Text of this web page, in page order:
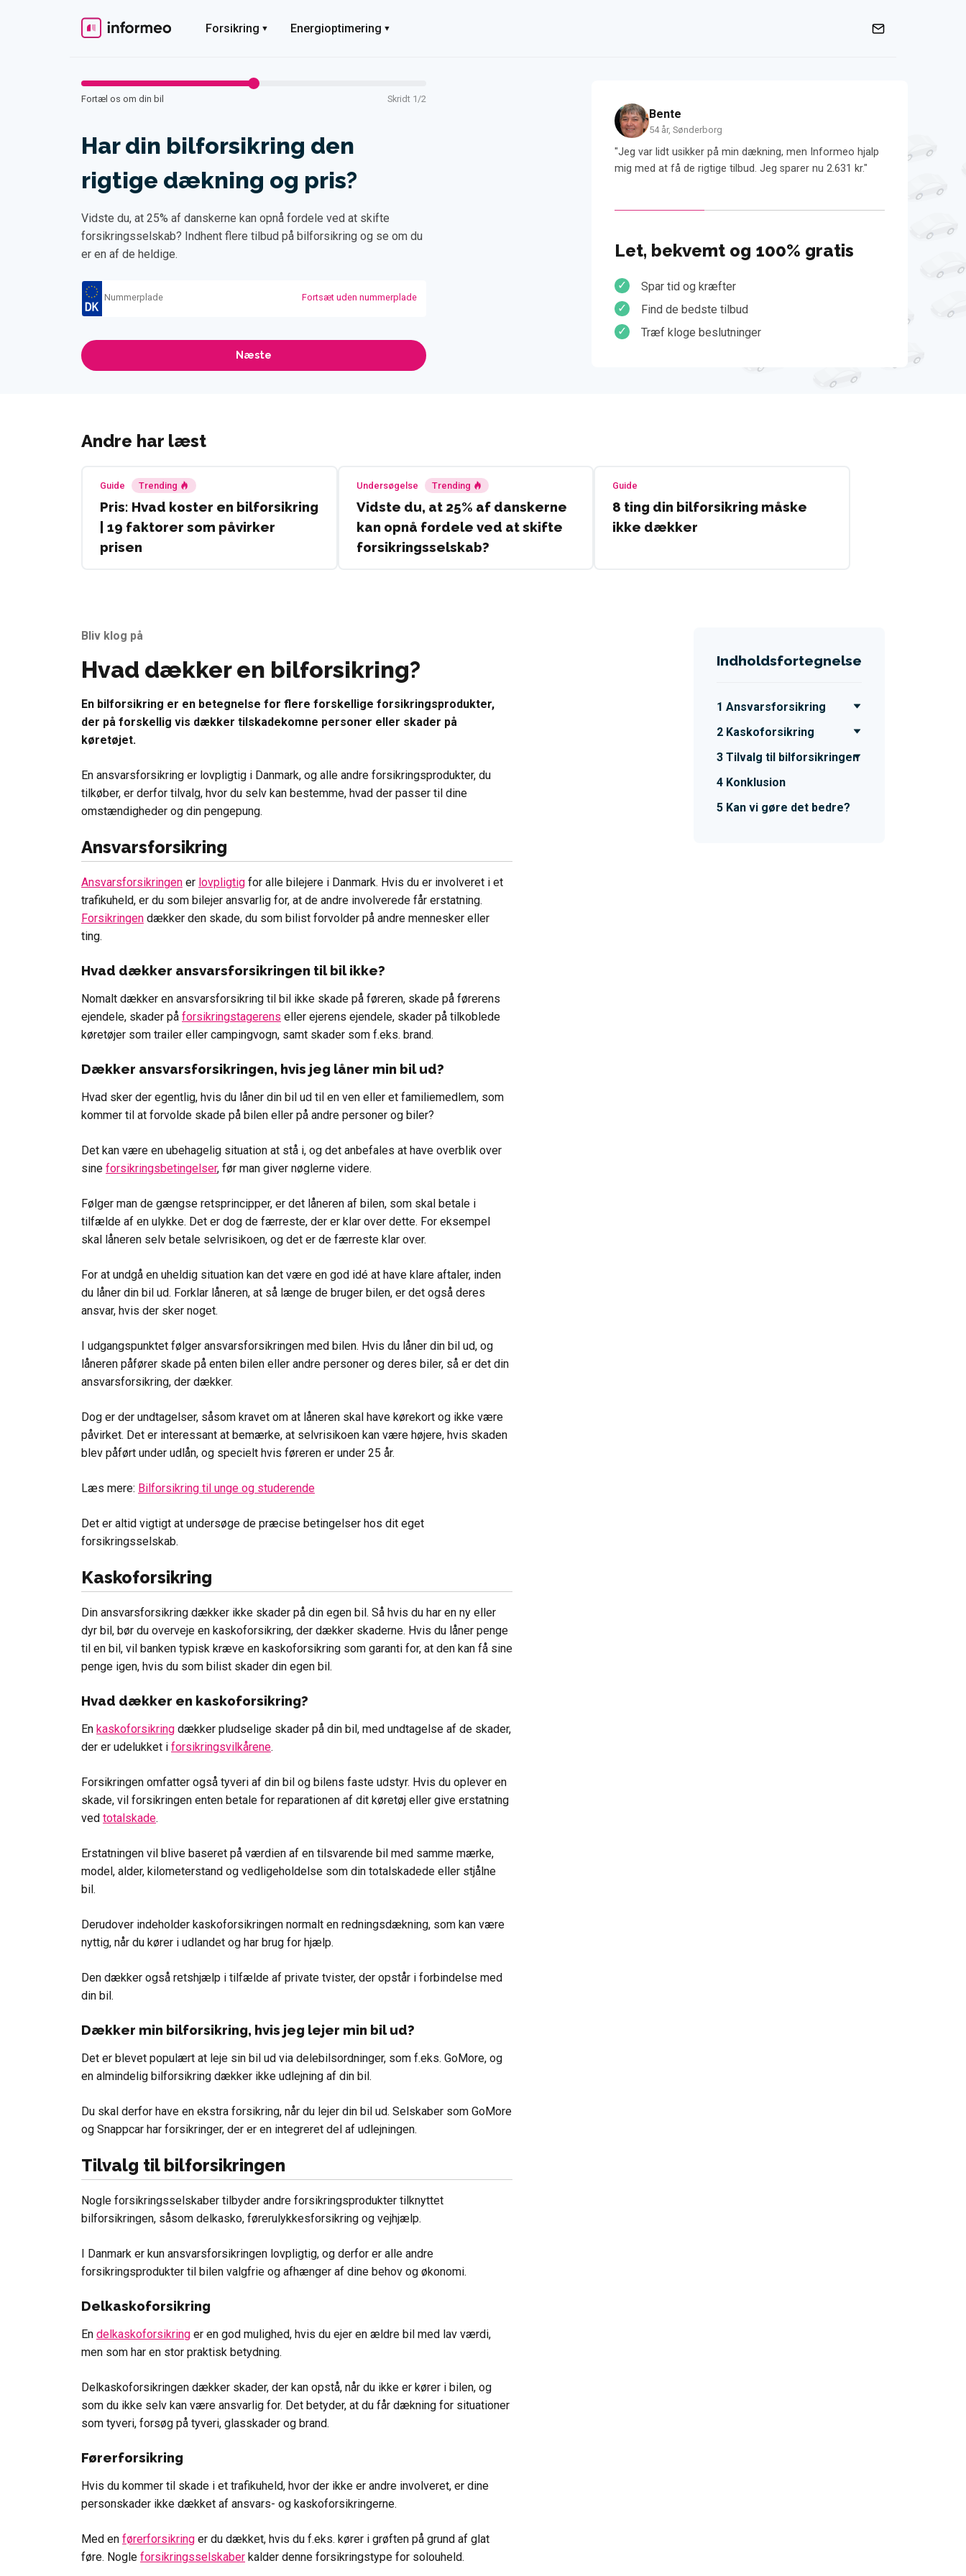
Forsikring Energioptimering
Fortæl os om din bil Skridt 1/2
Har din bilforsikring den
rigtige dækning og pris?
Vidste du, at 25% af danskerne kan opnå fordele ved at skifte
forsikringsselskab? Indhent flere tilbud på bilforsikring og se om du
er en af de heldige.
Nummerplade Fortsæt uden nummerplade
"Med Informeo fik jeg tilbud på alle mine forsikringer
dækket."
Bente
54 år, Sønderborg
"Jeg var lidt usikker på min dækning, men Informeo hjalp
mig med at få de rigtige tilbud. Jeg sparer nu 2.631 kr."
"Med Informeo
Let, bekvemt og 100% gratis
Spar tid og kræfter
Find de bedste tilbud
Træf kloge beslutninger
Andre har læst
Guide Trending
Pris: Hvad koster en bilforsikring
| 19 faktorer som påvirker
prisen
Undersøgelse Trending
Vidste du, at 25% af danskerne
kan opnå fordele ved at skifte
forsikringsselskab?
Guide
8 ting din bilforsikring måske
ikke dækker
Bliv klog på
Hvad dækker en bilforsikring?
En bilforsikring er en betegnelse for flere forskellige forsikringsprodukter,
der på forskellig vis dækker tilskadekomne personer eller skader på
køretøjet.
En ansvarsforsikring er lovpligtig i Danmark, og alle andre forsikringsprodukter, du
tilkøber, er derfor tilvalg, hvor du selv kan bestemme, hvad der passer til dine
omstændigheder og din pengepung.
Ansvarsforsikring
Ansvarsforsikringen er lovpligtig for alle bilejere i Danmark. Hvis du er involveret i et
trafikuheld, er du som bilejer ansvarlig for, at de andre involverede får erstatning.
Forsikringen dækker den skade, du som bilist forvolder på andre mennesker eller
ting.
Hvad dækker ansvarsforsikringen til bil ikke?
Nomalt dækker en ansvarsforsikring til bil ikke skade på føreren, skade på førerens
ejendele, skader på forsikringstagerens eller ejerens ejendele, skader på tilkoblede
køretøjer som trailer eller campingvogn, samt skader som f.eks. brand.
Dækker ansvarsforsikringen, hvis jeg låner min bil ud?
Hvad sker der egentlig, hvis du låner din bil ud til en ven eller et familiemedlem, som
kommer til at forvolde skade på bilen eller på andre personer og biler?
Det kan være en ubehagelig situation at stå i, og det anbefales at have overblik over
sine forsikringsbetingelser, før man giver nøglerne videre.
Følger man de gængse retsprincipper, er det låneren af bilen, som skal betale i
tilfælde af en ulykke. Det er dog de færreste, der er klar over dette. For eksempel
skal låneren selv betale selvrisikoen, og det er de færreste klar over.
For at undgå en uheldig situation kan det være en god idé at have klare aftaler, inden
du låner din bil ud. Forklar låneren, at så længe de bruger bilen, er det også deres
ansvar, hvis der sker noget.
I udgangspunktet følger ansvarsforsikringen med bilen. Hvis du låner din bil ud, og
låneren påfører skade på enten bilen eller andre personer og deres biler, så er det din
ansvarsforsikring, der dækker.
Dog er der undtagelser, såsom kravet om at låneren skal have kørekort og ikke være
påvirket. Det er interessant at bemærke, at selvrisikoen kan være højere, hvis skaden
blev påført under udlån, og specielt hvis føreren er under 25 år.
Læs mere: Bilforsikring til unge og studerende
Det er altid vigtigt at undersøge de præcise betingelser hos dit eget
forsikringsselskab.
Kaskoforsikring
Din ansvarsforsikring dækker ikke skader på din egen bil. Så hvis du har en ny eller
dyr bil, bør du overveje en kaskoforsikring, der dækker skaderne. Hvis du låner penge
til en bil, vil banken typisk kræve en kaskoforsikring som garanti for, at den kan få sine
penge igen, hvis du som bilist skader din egen bil.
Hvad dækker en kaskoforsikring?
En kaskoforsikring dækker pludselige skader på din bil, med undtagelse af de skader,
der er udelukket i forsikringsvilkårene.
Forsikringen omfatter også tyveri af din bil og bilens faste udstyr. Hvis du oplever en
skade, vil forsikringen enten betale for reparationen af dit køretøj eller give erstatning
ved totalskade.
Erstatningen vil blive baseret på værdien af en tilsvarende bil med samme mærke,
model, alder, kilometerstand og vedligeholdelse som din totalskadede eller stjålne
bil.
Derudover indeholder kaskoforsikringen normalt en redningsdækning, som kan være
nyttig, når du kører i udlandet og har brug for hjælp.
Den dækker også retshjælp i tilfælde af private tvister, der opstår i forbindelse med
din bil.
Dækker min bilforsikring, hvis jeg lejer min bil ud?
Det er blevet populært at leje sin bil ud via delebilsordninger, som f.eks. GoMore, og
en almindelig bilforsikring dækker ikke udlejning af din bil.
Du skal derfor have en ekstra forsikring, når du lejer din bil ud. Selskaber som GoMore
og Snappcar har forsikringer, der er en integreret del af udlejningen.
Tilvalg til bilforsikringen
Nogle forsikringsselskaber tilbyder andre forsikringsprodukter tilknyttet
bilforsikringen, såsom delkasko, førerulykkesforsikring og vejhjælp.
I Danmark er kun ansvarsforsikringen lovpligtig, og derfor er alle andre
forsikringsprodukter til bilen valgfrie og afhænger af dine behov og økonomi.
Delkaskoforsikring
En delkaskoforsikring er en god mulighed, hvis du ejer en ældre bil med lav værdi,
men som har en stor praktisk betydning.
Delkaskoforsikringen dækker skader, der kan opstå, når du ikke er kører i bilen, og
som du ikke selv kan være ansvarlig for. Det betyder, at du får dækning for situationer
som tyveri, forsøg på tyveri, glasskader og brand.
Førerforsikring
Hvis du kommer til skade i et trafikuheld, hvor der ikke er andre involveret, er dine
personskader ikke dækket af ansvars- og kaskoforsikringerne.
Med en førerforsikring er du dækket, hvis du f.eks. kører i grøften på grund af glat
føre. Nogle forsikringsselskaber kalder denne forsikringstype for solouheld.
Indholdsfortegnelse
Ansvarsforsikring
Kaskoforsikring
Tilvalg til bilforsikringen
Konklusion
Kan vi gøre det bedre?